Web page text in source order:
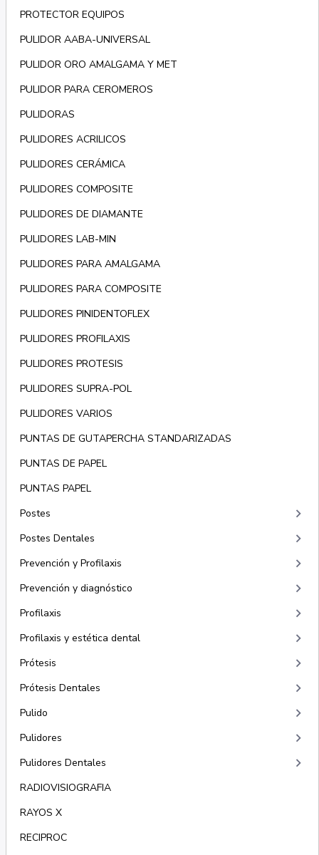
PROTECTOR EQUIPOS
PULIDOR AABA-UNIVERSAL
PULIDOR ORO AMALGAMA Y MET
PULIDOR PARA CEROMEROS
PULIDORAS
PULIDORES ACRILICOS
PULIDORES CERÁMICA
PULIDORES COMPOSITE
PULIDORES DE DIAMANTE
PULIDORES LAB-MIN
PULIDORES PARA AMALGAMA
PULIDORES PARA COMPOSITE
PULIDORES PINIDENTOFLEX
PULIDORES PROFILAXIS
PULIDORES PROTESIS
PULIDORES SUPRA-POL
PULIDORES VARIOS
PUNTAS DE GUTAPERCHA STANDARIZADAS
PUNTAS DE PAPEL
PUNTAS PAPEL
Postes
keyboard_arrow_right
Postes Dentales keyboard_arrow_right
Prevención y Profilaxis keyboard_arrow_right
Prevención y diagnóstico keyboard_arrow_right
Profilaxis keyboard_arrow_right
Profilaxis y estética dental keyboard_arrow_right
Prótesis keyboard_arrow_right
Prótesis Dentales keyboard_arrow_right
Pulido keyboard_arrow_right
Pulidores keyboard_arrow_right
Pulidores Dentales keyboard_arrow_right
RADIOVISIOGRAFIA
RAYOS X
RECIPROC